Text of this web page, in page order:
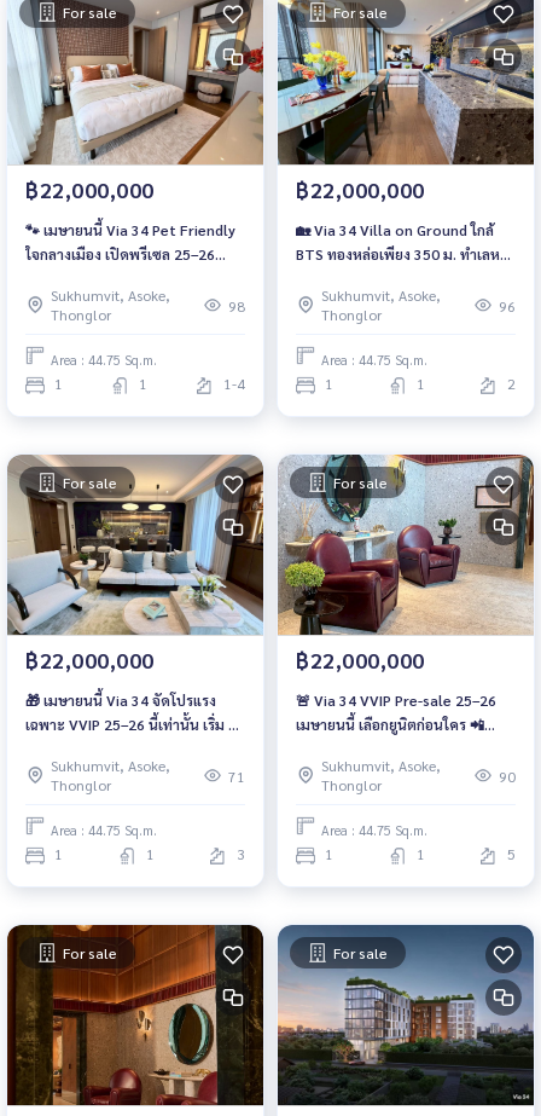
For sale
฿22,000,000
🐾 เมษายนนี้ Via 34 Pet Friendly
ใจกลางเมือง เปิดพรีเซล 25–26
6166142 | LINE : @wsrcondo
Sukhumvit, Asoke,
Thonglor
98
Area : 44.75 Sq.m.
1 1 1-4
For sale
฿22,000,000
🏡 Via 34 Villa on Ground ใกล้
BTS ทองหล่อเพียง 350 ม. ทำเลหา
22 ลบ*📲 093-1681685 / 061-
6166142 | LINE : @wsrcondo
Sukhumvit, Asoke,
Thonglor
96
Area : 44.75 Sq.m.
1 1 2
For sale
฿22,000,000
🎁 เมษายนนี้ Via 34 จัดโปรแรง
เฉพาะ VVIP 25–26 นี้เท่านั้น เริ่ม 22
6166142 | LINE : @wsrcondo
Sukhumvit, Asoke,
Thonglor
71
Area : 44.75 Sq.m.
1 1 3
For sale
฿22,000,000
🚨 Via 34 VVIP Pre-sale 25–26
เมษายนนี้ เลือกยูนิตก่อนใคร 📲
LINE : @wsrcondo
Sukhumvit, Asoke,
Thonglor
90
Area : 44.75 Sq.m.
1 1 5
For sale For sale